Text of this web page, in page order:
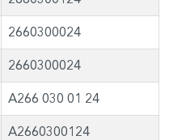
2660300024
2660300024
A266 030 01 24
A2660300124